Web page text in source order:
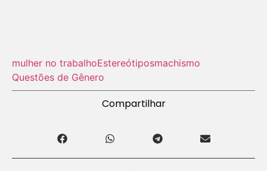
mulher no trabalhoEstereótiposmachismo
Questões de Gênero
Compartilhar